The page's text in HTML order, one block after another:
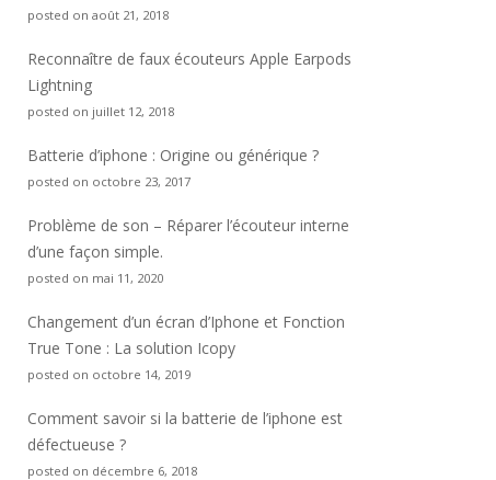
posted on août 21, 2018
Reconnaître de faux écouteurs Apple Earpods
Lightning
posted on juillet 12, 2018
Batterie d’iphone : Origine ou générique ?
posted on octobre 23, 2017
Problème de son – Réparer l’écouteur interne
d’une façon simple.
posted on mai 11, 2020
Changement d’un écran d’Iphone et Fonction
True Tone : La solution Icopy
posted on octobre 14, 2019
Comment savoir si la batterie de l’iphone est
défectueuse ?
posted on décembre 6, 2018